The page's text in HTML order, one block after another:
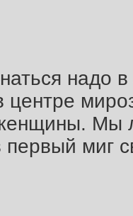
надо в
центре
Мы
первый миг